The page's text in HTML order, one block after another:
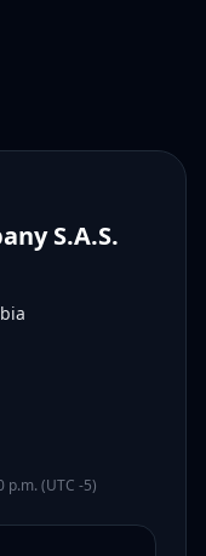
S.A.S.
p.m. (UTC -5)